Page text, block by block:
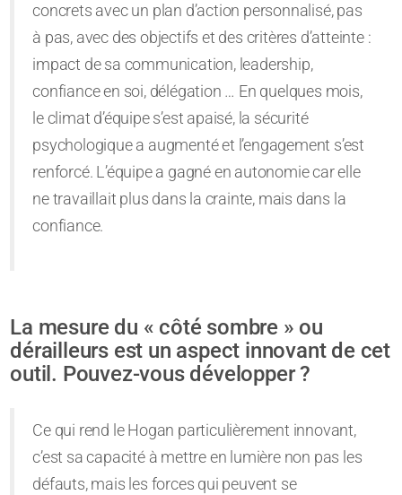
concrets avec un plan d’action personnalisé, pas
à pas, avec des objectifs et des critères d’atteinte :
impact de sa communication, leadership,
confiance en soi, délégation … En quelques mois,
le climat d’équipe s’est apaisé, la sécurité
psychologique a augmenté et l’engagement s’est
renforcé. L’équipe a gagné en autonomie car elle
ne travaillait plus dans la crainte, mais dans la
confiance.
La mesure du « côté sombre » ou
dérailleurs est un aspect innovant de cet
outil. Pouvez-vous développer ?
Ce qui rend le Hogan particulièrement innovant,
c’est sa capacité à mettre en lumière non pas les
défauts, mais les forces qui peuvent se